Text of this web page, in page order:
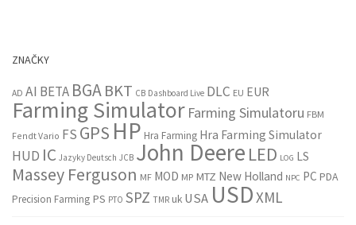
ZNAČKY
AD AI BETA BGABKT CB Dashboard Live DLC EU EUR
Farming Simulator Farming Simulatoru FBM
Fendt Vario FS GPS HP Hra Farming Hra Farming Simulator
HUD IC Jazyky Deutsch JCB John Deere LED LOG LS
Massey Ferguson MF MOD MP MTZ New Holland NPC PC PDA
Precision Farming PS PTO SPZ TMR uk USA USDXML